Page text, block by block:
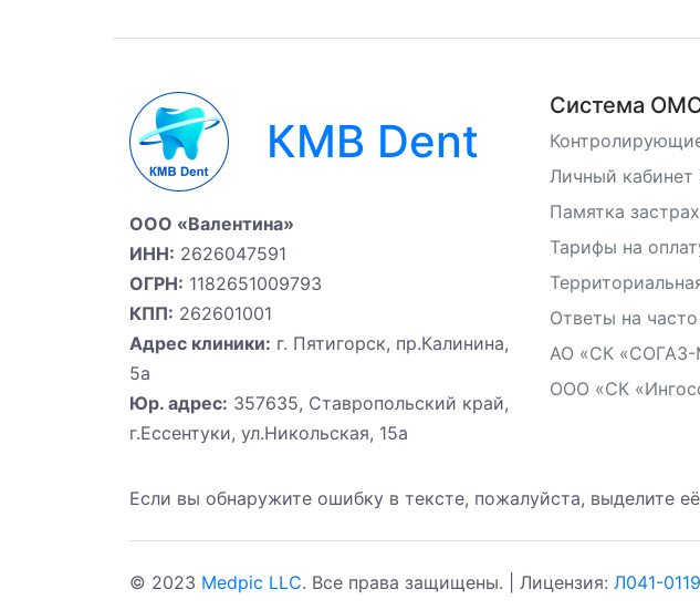
КМВ Dent
ООО «Валентина»
ИНН: 2626047591
ОГРН: 1182651009793
КПП: 262601001
Адрес клиники: г. Пятигорск, пр.Калинина,
5а
Юр. адрес: 357635, Ставропольский край,
г.Ессентуки, ул.Никольская, 15а
Система
Личный кабинет
Памятка
Тарифы на
Ответы на
АО «СК «СОГАЗ-
ООО «СК
Если вы обнаружите ошибку в тексте, пожалуйста, выделите
© 2023 Medpic LLC. Все права защищены. | Лицензия: Л041-